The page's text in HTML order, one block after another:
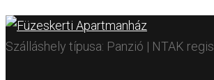
Szálláshely típusa: Panzió | NTAK